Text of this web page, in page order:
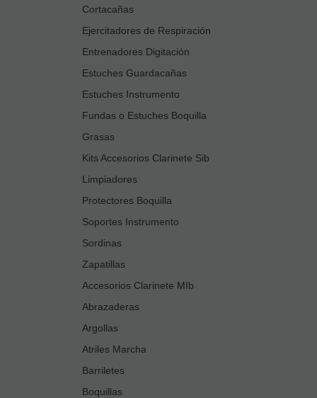
Cortacañas
Ejercitadores de Respiración
Entrenadores Digitación
Estuches Guardacañas
Estuches Instrumento
Fundas o Estuches Boquilla
Grasas
Kits Accesorios Clarinete Sib
Limpiadores
Protectores Boquilla
Soportes Instrumento
Sordinas
Zapatillas
Accesorios Clarinete MIb
Abrazaderas
Argollas
Atriles Marcha
Barriletes
Boquillas